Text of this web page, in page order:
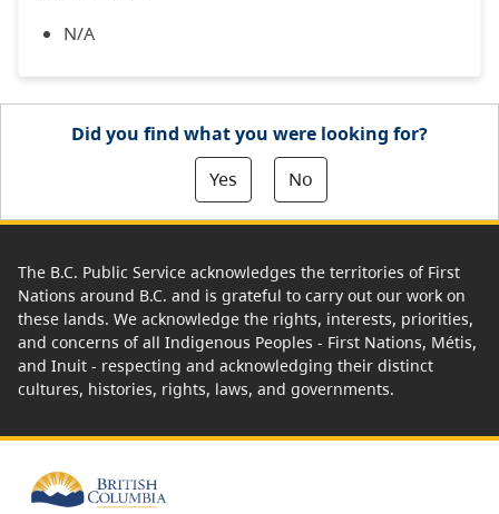
N/A
Did you find what you were looking for?
Yes
No
The B.C. Public Service acknowledges the territories of First
Nations around B.C. and is grateful to carry out our work on
these lands. We acknowledge the rights, interests, priorities,
and concerns of all Indigenous Peoples - First Nations, Métis,
and Inuit - respecting and acknowledging their distinct
cultures, histories, rights, laws, and governments.